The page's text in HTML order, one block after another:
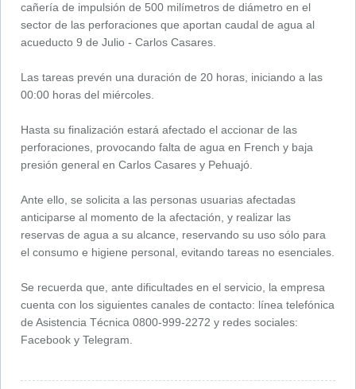
cañería de impulsión de 500 milímetros de diámetro en el
sector de las perforaciones que aportan caudal de agua al
acueducto 9 de Julio - Carlos Casares.
Las tareas prevén una duración de 20 horas, iniciando a las
00:00 horas del miércoles.
Hasta su finalización estará afectado el accionar de las
perforaciones, provocando falta de agua en French y baja
presión general en Carlos Casares y Pehuajó.
Ante ello, se solicita a las personas usuarias afectadas
anticiparse al momento de la afectación, y realizar las
reservas de agua a su alcance, reservando su uso sólo para
el consumo e higiene personal, evitando tareas no esenciales.
Se recuerda que, ante dificultades en el servicio, la empresa
cuenta con los siguientes canales de contacto: línea telefónica
de Asistencia Técnica 0800-999-2272 y redes sociales:
Facebook y Telegram.